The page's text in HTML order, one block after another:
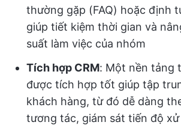
thường gặp (FAQ) hoặc định
giúp tiết kiệm thời gian và
suất làm việc của nhóm
Tích hợp CRM: Một nền tảng
được tích hợp tốt giúp tập
khách hàng, từ đó dễ dàng
tương tác, giám sát tiến độ